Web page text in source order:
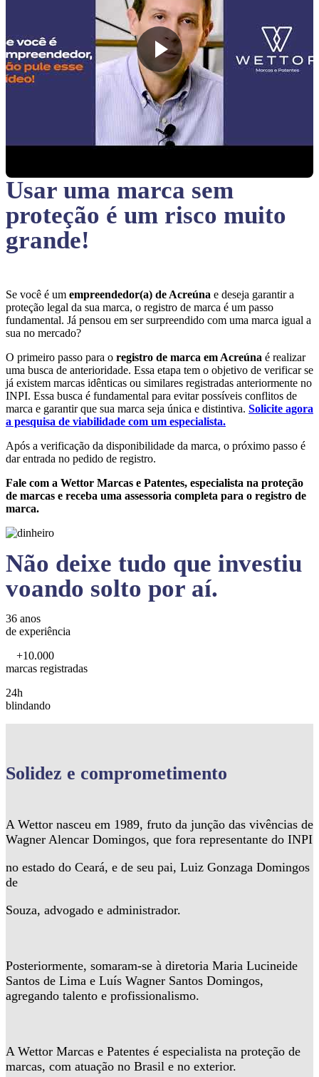
Usar uma marca sem
proteção é um risco muito
grande!
Se você é um empreendedor(a) de Acreúna e deseja garantir a
proteção legal da sua marca, o registro de marca é um passo
fundamental. Já pensou em ser surpreendido com uma marca igual a
sua no mercado?
O primeiro passo para o registro de marca em Acreúna é realizar
uma busca de anterioridade. Essa etapa tem o objetivo de verificar se
já existem marcas idênticas ou similares registradas anteriormente no
INPI. Essa busca é fundamental para evitar possíveis conflitos de
marca e garantir que sua marca seja única e distintiva. Solicite agora
a pesquisa de viabilidade com um especialista.
Após a verificação da disponibilidade da marca, o próximo passo é
dar entrada no pedido de registro.
Fale com a Wettor Marcas e Patentes, especialista na proteção
de marcas e receba uma assessoria completa para o registro de
marca.
Não deixe tudo que investiu
voando solto por aí.
36 anos
de experiência
+10.000
marcas registradas
24h
blindando
Solidez e comprometimento
A Wettor nasceu em 1989, fruto da junção das vivências de
Wagner Alencar Domingos, que fora representante do INPI
no estado do Ceará, e de seu pai, Luiz Gonzaga Domingos
de
Souza, advogado e administrador.
Posteriormente, somaram-se à diretoria Maria Lucineide
Santos de Lima e Luís Wagner Santos Domingos,
agregando talento e profissionalismo.
A Wettor Marcas e Patentes é especialista na proteção de
marcas, com atuação no Brasil e no exterior.